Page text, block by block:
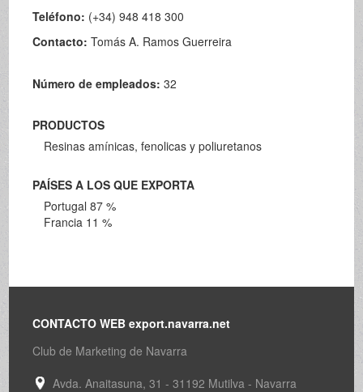
Teléfono: (+34) 948 418 300
Contacto:Tomás A. Ramos Guerreira
Número de empleados:32
PRODUCTOS
Resinas amínicas, fenolicas y poliuretanos
PAÍSES A LOS QUE EXPORTA
Portugal 87 %
Francia 11 %
CONTACTO WEB export.navarra.net
Club de Marketing de Navarra
Avda. Anaitasuna, 31 - 31192 Mutilva - Navarra